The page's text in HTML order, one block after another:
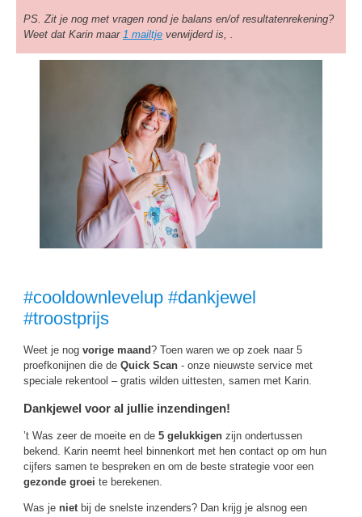
PS. Zit je nog met vragen rond je balans en/of resultatenrekening?
Weet dat Karin maar 1 mailtje verwijderd is, .
#cooldownlevelup #dankjewel
#troostprijs
Weet je nog vorige maand? Toen waren we op zoek naar 5
proefkonijnen die de Quick Scan - onze nieuwste service met
speciale rekentool – gratis wilden uittesten, samen met Karin.
Dankjewel voor al jullie inzendingen!
’t Was zeer de moeite en de 5 gelukkigen zijn ondertussen
bekend. Karin neemt heel binnenkort met hen contact op om hun
cijfers samen te bespreken en om de beste strategie voor een
gezonde groei te berekenen.
Was je nietbij de snelste inzenders? Dan krijg je alsnog een